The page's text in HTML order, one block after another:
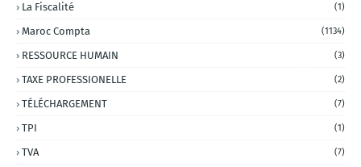
La Fiscalité (1)
Maroc Compta (1134)
RESSOURCE HUMAIN (3)
TAXE PROFESSIONELLE (2)
TÉLÉCHARGEMENT (7)
TPI (1)
TVA (7)